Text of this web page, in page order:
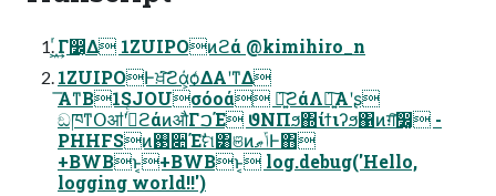
͖ͬ͢Γ෼͔Δ 1ZUIPOͷϩά @kimihiro_n
1ZUIPOͰਖ਼͘͠ϩά͕ѻ͑ΔΑ͏ʹͳΔ
͞ΑͳΒ1SJOUσόοά ཉ͍͠ϩάΛཉ͍͠Α͏ʹʂ
ඞཁͳՕॴʹߜͬͨϩάͷऔΓࠐΈ ϑΝΠϧ΍ίϯιʔϧ΁ͷग़͠෼͚ -
PHHFSͷ࢓૊Έࣗମ͸ଞͷݴޠͰ΋
+BWBͱ͔+BWBͱ͔ log.debug('Hello,
logging world!!')